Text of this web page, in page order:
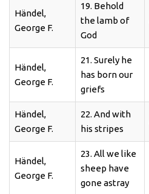
Händel,
George F.
19. Behold
the lamb of
God
Händel,
George F.
21. Surely he
has born our
griefs
Händel,
George F.
22. And with
his stripes
Händel,
George F.
23. All we like
sheep have
gone astray